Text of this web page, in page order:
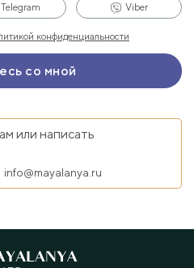
Telegram Viber
конфиденциальности
или написать
info@mayalanya.ru